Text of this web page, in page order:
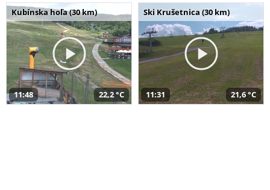
Kubínska hoľa (30 km)
11:48 22,2 °C
Ski Krušetnica (30 km)
11:31 21,6 °C